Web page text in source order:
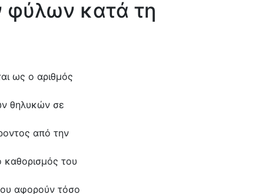
φύλων κατά τη
ως ο αριθμός
θηλυκών σε
από την
καθορισμός του
αφορούν τόσο